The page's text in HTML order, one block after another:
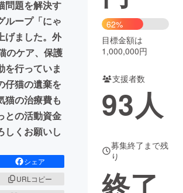
for Social Good
CAMPFIRE Creation
ふるさと納税machi-ya コミュニティ
問題を解決す
ループ「にゃ
げました。外
のケア、保護
を行っていま
仔猫の遺棄を
猫の治療費も
との活動資金
しくお願いし
シェア
URLコピー
62%
目標金額は
1,000,000円
支援者数
93人
募集終了まで残
り